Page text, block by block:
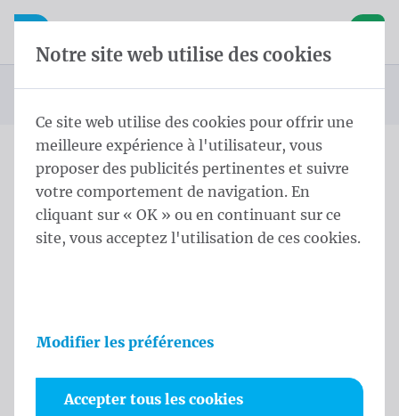
Skip content
Sauter la sélection de la langue
Ouvrir la navigation mobile
Page d'accueil
Produits
Drapeaux
Drapeaux officiels et protocolaires
Drapeaux des pays
Drapeaux de pays d'Océanie Drapeau Vanuatu
Drapeau Vanuatu
Informations sur le produit
Notre site web utilise des cookies
Ce site web utilise des cookies pour offrir une
meilleure expérience à l'utilisateur, vous
proposer des publicités pertinentes et suivre
votre comportement de navigation. En
cliquant sur « OK » ou en continuant sur ce
site, vous acceptez l'utilisation de ces cookies.
Modifier les préférences
Accepter tous les cookies